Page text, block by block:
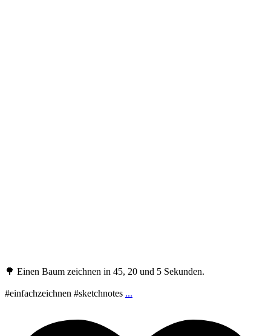
🌳 Einen Baum zeichnen in 45, 20 und 5 Sekunden.
#einfachzeichnen #sketchnotes ...